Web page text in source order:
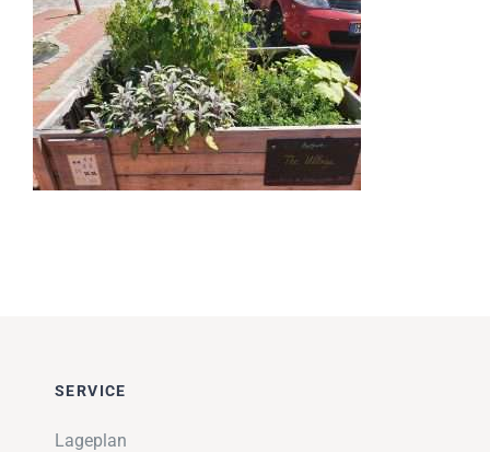
Impressionen
Über uns
SUCHE
NACH:
SERVICE
Lageplan